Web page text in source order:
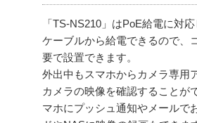
「TS-NS210」はPoE給電に対
ケーブルから給電できるので、
要で設置できます。
外出中もスマホからカメラ専用
カメラの映像を確認することが
マホにプッシュ通知やメールで